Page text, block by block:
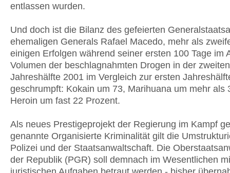
entlassen wurden.
Und doch ist die Bilanz des gefeierten
ehemaligen Generals Rafael Macedo, mehr als
einigen Erfolgen während seiner ersten 100 Tage im
Volumen der beschlagnahmten Drogen in der zweiten
Jahreshälfte 2001 im Vergleich zur ersten
geschrumpft: Kokain um 73, Marihuana um mehr als
Heroin um fast 22 Prozent.
Als neues Prestigeprojekt der Regierung im Kampf
genannte Organisierte Kriminalität gilt die
Polizei und der Staatsanwaltschaft. Die
der Republik (PGR) soll demnach im Wesentlichen